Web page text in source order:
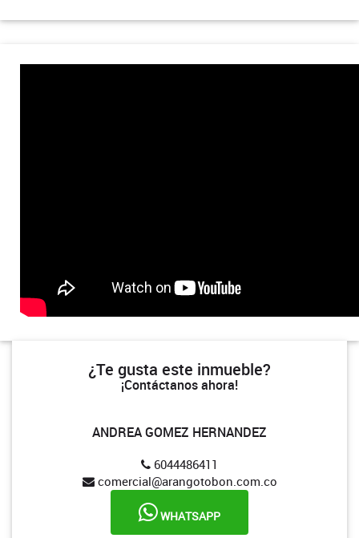
¿Te gusta este inmueble?
¡Contáctanos ahora!
ANDREA GOMEZ HERNANDEZ
6044486411
comercial@arangotobon.com.co
WHATSAPP